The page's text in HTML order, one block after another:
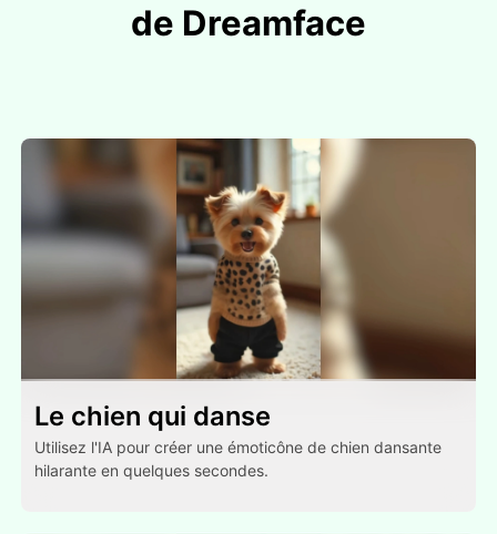
de Dreamface
Le chien qui danse
Utilisez l'IA pour créer une émoticône de chien dansante
hilarante en quelques secondes.